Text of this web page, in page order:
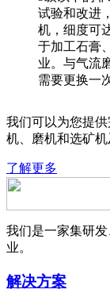
试验和改进
机，细度可
于加工石膏
业。与气流
需要更换一
我们可以为您提
机、磨机和选矿机
了解更多
我们是一家集研
业。
解决方案